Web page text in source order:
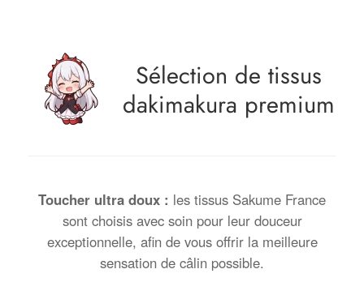
Sélection de tissus
dakimakura premium
Toucher ultra doux : les tissus Sakume France
sont choisis avec soin pour leur douceur
exceptionnelle, afin de vous offrir la meilleure
sensation de câlin possible.